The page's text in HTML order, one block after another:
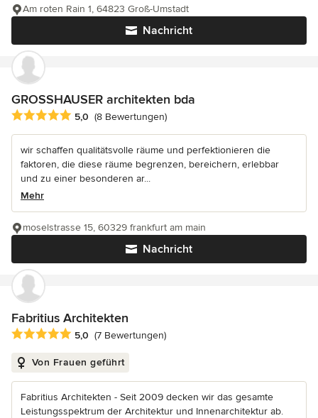
Nachricht
Am roten Rain 1, 64823 Groß-Umstadt
GROSSHAUSER architekten bda
Durchschnittliche Bewertung: 5 von 5 Sternen
5,0 (8 Bewertungen)
wir schaffen qualitätsvolle räume und perfektionieren die
faktoren, die diese räume begrenzen, bereichern, erlebbar
und zu einer besonderen ar...
Mehr
Nachricht
moselstrasse 15, 60329 frankfurt am main
Fabritius Architekten
Durchschnittliche Bewertung: 5 von 5 Sternen
5,0 (7 Bewertungen)
Von Frauen geführt
Fabritius Architekten - Seit 2009 decken wir das gesamte
Leistungsspektrum der Architektur und Innenarchitektur ab.